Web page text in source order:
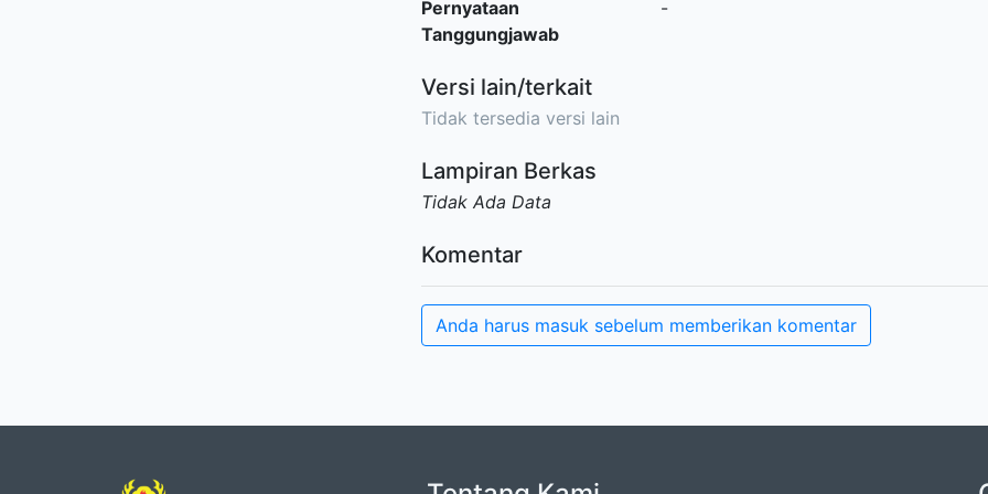
Pernyataan
Tanggungjawab
-
Versi lain/terkait
Tidak tersedia versi lain
Lampiran Berkas
Tidak Ada Data
Komentar
Anda harus masuk sebelum memberikan komentar